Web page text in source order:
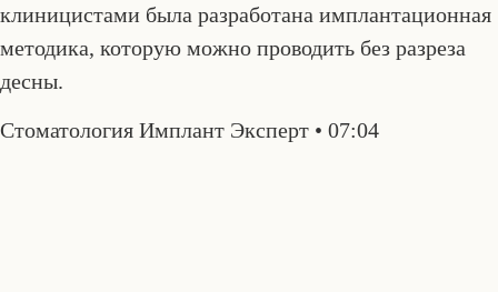
клиницистами была разработана имплантационная
методика, которую можно проводить без разреза
десны.
Стоматология Имплант Эксперт 07:04